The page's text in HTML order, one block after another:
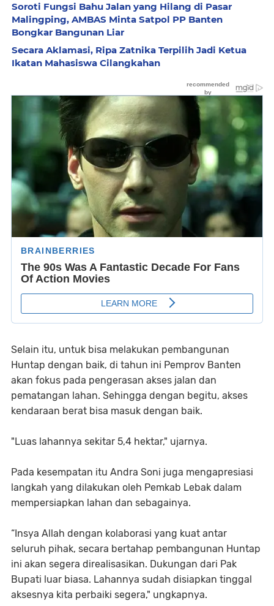
Soroti Fungsi Bahu Jalan yang Hilang di Pasar
Malingping, AMBAS Minta Satpol PP Banten
Bongkar Bangunan Liar
Secara Aklamasi, Ripa Zatnika Terpilih Jadi Ketua
Ikatan Mahasiswa Cilangkahan
Selain itu, untuk bisa melakukan pembangunan
Huntap dengan baik, di tahun ini Pemprov Banten
akan fokus pada pengerasan akses jalan dan
pematangan lahan. Sehingga dengan begitu, akses
kendaraan berat bisa masuk dengan baik.
"Luas lahannya sekitar 5,4 hektar," ujarnya.
Pada kesempatan itu Andra Soni juga mengapresiasi
langkah yang dilakukan oleh Pemkab Lebak dalam
mempersiapkan lahan dan sebagainya.
“Insya Allah dengan kolaborasi yang kuat antar
seluruh pihak, secara bertahap pembangunan Huntap
ini akan segera direalisasikan. Dukungan dari Pak
Bupati luar biasa. Lahannya sudah disiapkan tinggal
aksesnya kita perbaiki segera," ungkapnya.